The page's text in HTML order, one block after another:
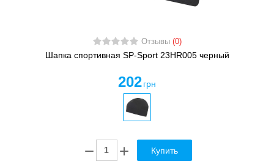
Отзывы (0)
Шапка спортивная SP-Sport 23HR005 черный
202 грн
Купить